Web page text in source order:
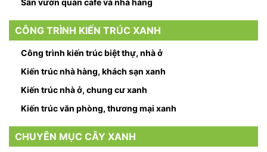
Sân vườn quán cafe và nhà hàng
CÔNG TRÌNH KIẾN TRÚC XANH
Công trình kiến trúc biệt thự, nhà ở
Kiến trúc nhà hàng, khách sạn xanh
Kiến trúc nhà ở, chung cư xanh
Kiến trúc văn phòng, thương mại xanh
CHUYÊN MỤC CÂY XANH